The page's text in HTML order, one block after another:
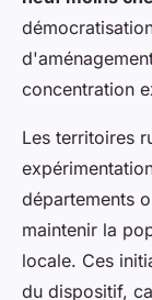
concentration
Les territoires
départements
maintenir la
locale. Ces
du dispositif,